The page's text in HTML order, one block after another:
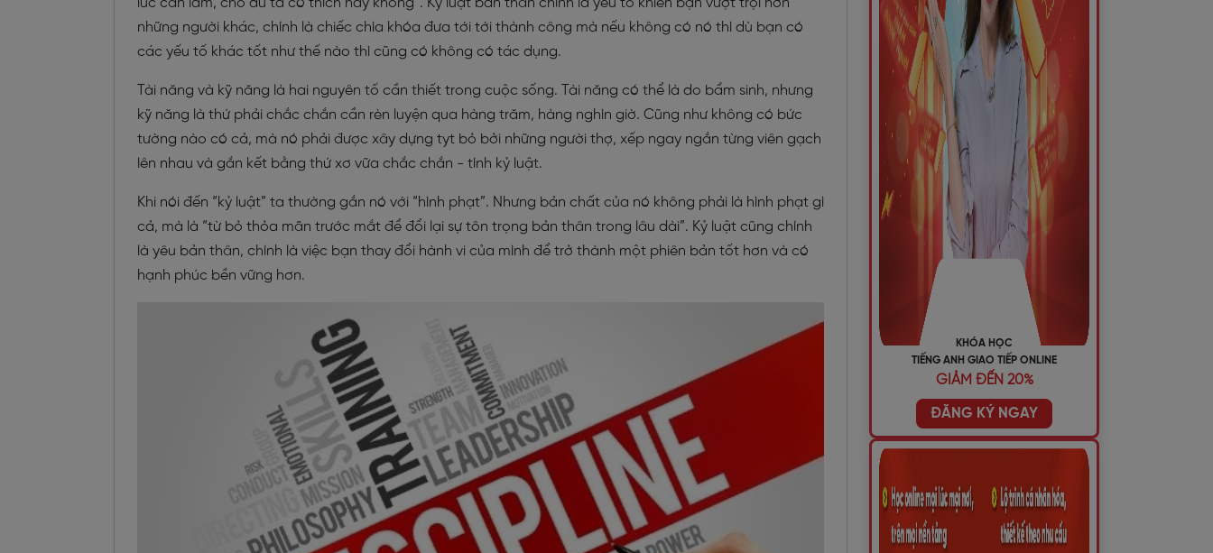
lúc cần làm, cho dù ta có thích hay không”. Kỷ luật bản thân chính là yếu tố khiến bạn vượt trội hơn
những người khác, chính là chiếc chìa khóa đưa tới tới thành công mà nếu không có nó thì dù bạn có
các yếu tố khác tốt như thế nào thì cũng có không có tác dụng.
Tài năng và kỹ năng là hai nguyên tố cần thiết trong cuộc sống. Tài năng có thể là do bẩm sinh, nhưng
kỹ năng là thứ phải chắc chắn cần rèn luyện qua hàng trăm, hàng nghìn giờ. Cũng như không có bức
tường nào có cả, mà nó phải được xây dựng tyt bỏ bởi những người thợ, xếp ngay ngắn từng viên gạch
lên nhau và gắn kết bằng thứ xơ vữa chắc chắn - tính kỷ luật.
Khi nói đến “kỷ luật” ta thường gắn nó với “hình phạt”. Nhưng bản chất của nó không phải là hình phạt gì
cả, mà là “từ bỏ thỏa mãn trước mắt để đổi lại sự tôn trọng bản thân trong lâu dài”. Kỷ luật cũng chính
là yêu bản thân, chính là việc bạn thay đổi hành vi của mình để trở thành một phiên bản tốt hơn và có
hạnh phúc bền vững hơn.
KHÓA HỌC
TIẾNG ANH GIAO TIẾP ONLINE
GIẢM ĐẾN 20%
ĐĂNG KÝ NGAY